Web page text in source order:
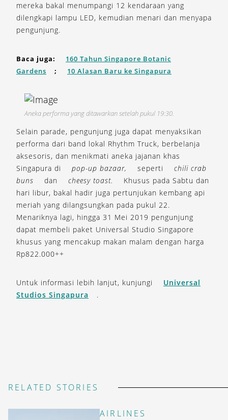
mereka bakal menumpangi 12 kendaraan yang
dilengkapi lampu LED, kemudian menari dan menyapa
pengunjung.
Baca juga:
160 Tahun Singapore Botanic
Gardens
; 10 Alasan Baru ke Singapura
Aneka performa yang ditawarkan setelah pukul 19:30.
Selain parade, pengunjung juga dapat menyaksikan
performa dari band lokal Rhythm Truck, berbelanja
aksesoris, dan menikmati aneka jajanan khas
Singapura di
pop-up bazaar, seperti
chili crab
buns
dan cheesy toast.
Khusus pada Sabtu dan
hari libur, bakal hadir juga pertunjukan kembang api
meriah yang dilangsungkan pada pukul 22.
Menariknya lagi, hingga 31 Mei 2019 pengunjung
dapat membeli paket Universal Studio Singapore
khusus yang mencakup makan malam dengan harga
Rp822.000++
Untuk informasi lebih lanjut, kunjungi
Universal
Studios Singapura
.
RELATED STORIES
AIRLINES